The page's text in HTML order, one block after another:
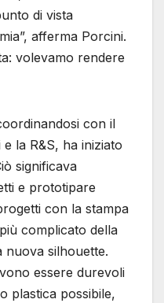
di vista
afferma Porcini.
volevamo rendere
con il
la R&S, ha iniziato
significava
e prototipare
con la stampa
complicato della
nuova silhouette.
essere durevoli
plastica possibile,